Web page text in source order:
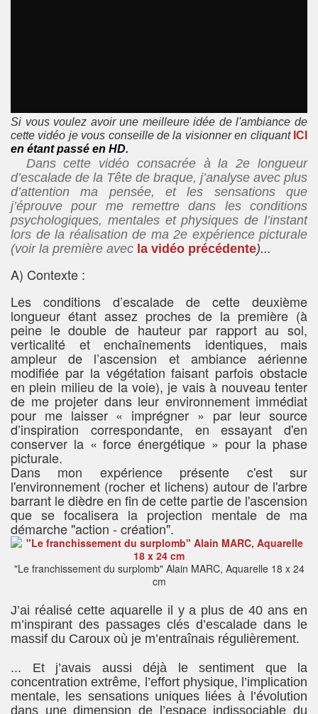
Si vous voulez avoir une meilleure idée de l'ambiance de
cette vidéo je vous conseille de la visionner en cliquant ICI
en étant passé en HD.
Dans cette vidéo consacrée à la 2e longueur
d’escalade de la Tête de braque, j’analyse avec plus
d’attention ma pensée, et les sensations que
j’éprouve pour me remettre dans les conditions
psychologiques, mentales et physiques de l’instant
lors de la réalisation de ma 2e expérience picturale
(voir la première avec la vidéo précédente)...
A) Contexte :
Les conditions d’escalade de cette deuxième
longueur étant assez proches de la première (à
peine le double de hauteur par rapport au sol,
verticalité et enchaînements identiques, mais
ampleur de l’ascension et ambiance aérienne
modifiée par la végétation faisant parfois obstacle
en plein milieu de la voie), je vais à nouveau tenter
de me projeter dans leur environnement immédiat
pour me laisser « imprégner » par leur source
d’inspiration correspondante, en essayant d'en
conserver la « force énergétique » pour la phase
picturale.
Dans mon expérience présente c'est sur
l'environnement (rocher et lichens) autour de l'arbre
barrant le dièdre en fin de cette partie de l'ascension
que se focalisera la projection mentale de ma
démarche "action - création".
"Le franchissement du surplomb" Alain MARC, Aquarelle 18 x 24
cm
J’ai réalisé cette aquarelle il y a plus de 40 ans en
m’inspirant des passages clés d’escalade dans le
massif du Caroux où je m’entraînais régulièrement.
... Et j’avais aussi déjà le sentiment que la
concentration extrême, l’effort physique, l’implication
mentale, les sensations uniques liées à l’évolution
dans une dimension de l’espace indissociable du